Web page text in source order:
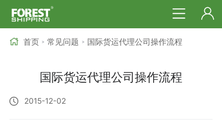
首页 > 常见问题 > 国际货运代理公司操作流程
国际货运代理公司操作流程
2015-12-02